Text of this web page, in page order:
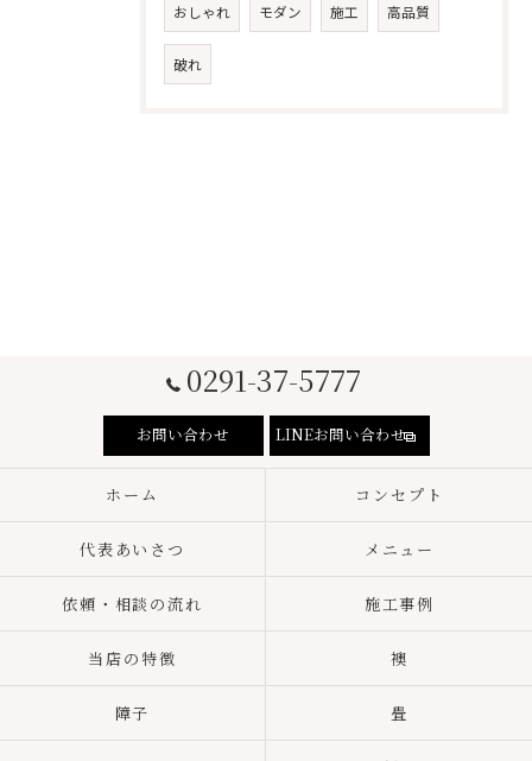
おしゃれ モダン 施工 高品質
破れ
0291-37-5777
お問い合わせ LINEお問い合わせ
ホーム コンセプト
代表あいさつ メニュー
依頼・相談の流れ 施工事例
当店の特徴 襖
障子 畳